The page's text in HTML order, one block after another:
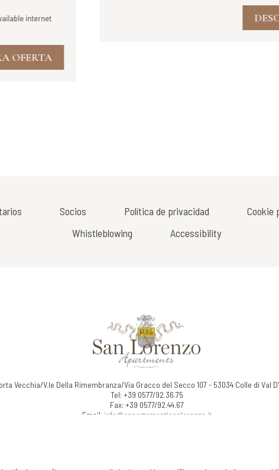
internet
OFERTA
Socios Política de privacidad Cookie
Whistleblowing
Accessibility
Vecchia/V.le Della Rimembranza/Via Gracco del Secco 107 - 53034 Colle di Val
Tel: +39 0577/92.36.75
Fax: +39 0577/92.44.67
Email: info@appartamentisanlorenzo.it